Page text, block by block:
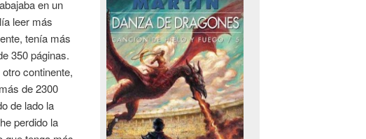
en un
leer más
tenía más
350 páginas.
continente,
de 2300
de lado la
perdido la